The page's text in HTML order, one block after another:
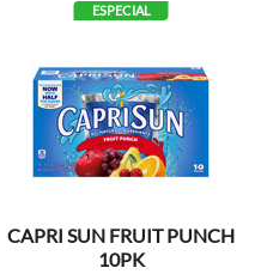
ESPECIAL
CAPRI SUN FRUIT PUNCH
10PK